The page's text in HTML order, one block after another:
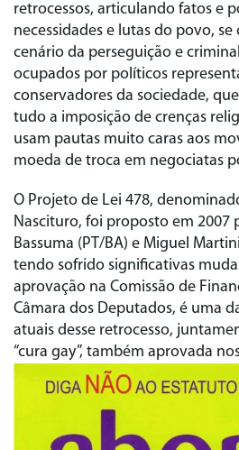
retrocessos, articulando fatos e
necessidades e lutas do povo,
cenário da perseguição e
ocupados por políticos
conservadores da sociedade,
tudo a imposição de crenças
usam pautas muito caras aos
moeda de troca em negociatas
O Projeto de Lei 478,
Nascituro, foi proposto em 2007
Bassuma (PT/BA) e Miguel
tendo sofrido significativas
aprovação na Comissão de
Câmara dos Deputados, é uma
atuais desse retrocesso,
“cura gay”, também aprovada